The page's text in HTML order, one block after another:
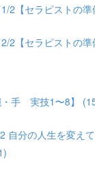
2【セラピストの
2【セラピストの
・手 実技1〜8】
自分の人生を変え